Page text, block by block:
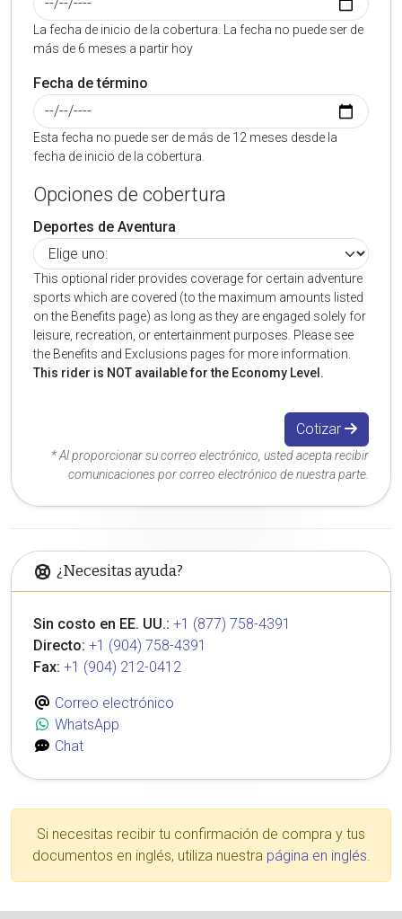
La fecha de inicio de la cobertura. La fecha no puede ser de
más de 6 meses a partir hoy
Fecha de término
Esta fecha no puede ser de más de 12 meses desde la
fecha de inicio de la cobertura.
Opciones de cobertura
Deportes de Aventura
This optional rider provides coverage for certain adventure
sports which are covered (to the maximum amounts listed
on the Benefits page) as long as they are engaged solely for
leisure, recreation, or entertainment purposes. Please see
the Benefits and Exclusions pages for more information.
This rider is NOT available for the Economy Level.
Cotizar
* Al proporcionar su correo electrónico, usted acepta recibir
comunicaciones por correo electrónico de nuestra parte.
¿Necesitas ayuda?
Sin costo en EE. UU.: +1 (877) 758-4391
Directo: +1 (904) 758-4391
Fax: +1 (904) 212-0412
Correo electrónico
WhatsApp
Chat
Si necesitas recibir tu confirmación de compra y tus
documentos en inglés, utiliza nuestra página en inglés.